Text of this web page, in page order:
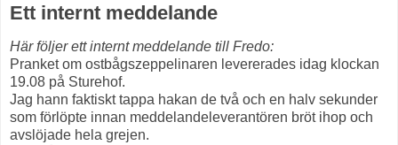
Ett internt meddelande
Här följer ett internt meddelande till Fredo:
Pranket om ostbågszeppelinaren levererades idag klockan
19.08 på Sturehof.
Jag hann faktiskt tappa hakan de två och en halv sekunder
som förlöpte innan meddelandeleverantören bröt ihop och
avslöjade hela grejen.